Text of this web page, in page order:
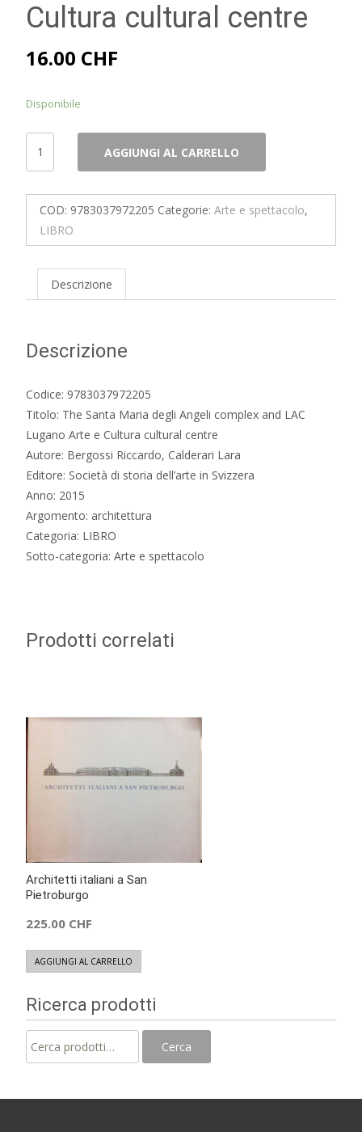
Cultura cultural centre
16.00 CHF
Disponibile
degli
Angeli
complex
Lugano
e
AGGIUNGI AL CARRELLO
COD: 9783037972205 Categorie: Arte e spettacolo,
LIBRO
Descrizione
Descrizione
Codice: 9783037972205
Titolo: The Santa Maria degli Angeli complex and LAC
Lugano Arte e Cultura cultural centre
Autore: Bergossi Riccardo, Calderari Lara
Editore: Società di storia dell’arte in Svizzera
Anno: 2015
Argomento: architettura
Categoria: LIBRO
Sotto-categoria: Arte e spettacolo
Prodotti correlati
Architetti italiani a San
Pietroburgo
225.00 CHF
AGGIUNGI AL CARRELLO
Ricerca prodotti
Cerca